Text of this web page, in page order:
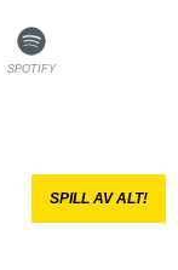
SPOTIFY
SPILL AV ALT!